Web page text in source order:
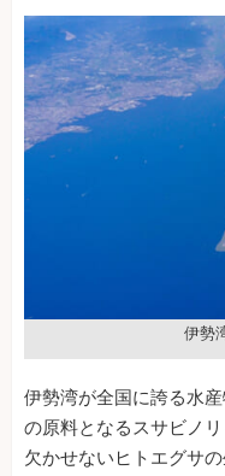
伊勢
伊勢湾が全国に誇る水
の原料となるスサビノ
欠かせないヒトエグサ